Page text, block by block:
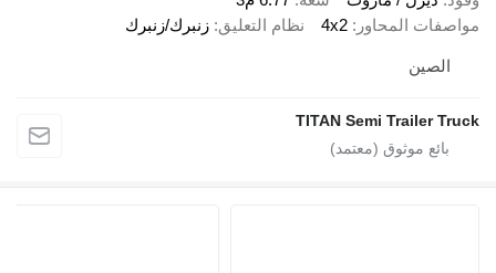
مواصفات المحاور
4x2 نظام التعليق زنبرك/زنبرك
الصين
TITAN Semi Trailer Truck